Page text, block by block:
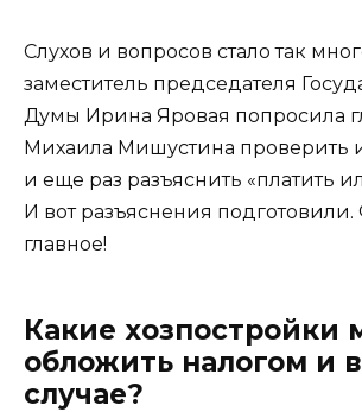
Слухов и вопросов стало так
заместитель председателя
Думы Ирина Яровая попросила
Михаила Мишустина
и еще раз разъяснить «платить
И вот разъяснения
главное!
Какие хозпостройки
обложить налогом и
случае?